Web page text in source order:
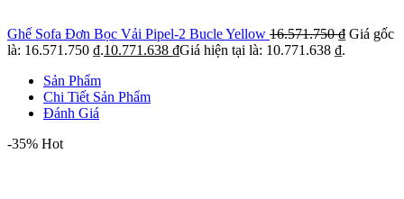
Ghế Sofa Đơn Bọc Vải Pipel-2 Bucle Yellow 16.571.750₫ Giá gốc
là: 16.571.750 ₫.10.771.638 ₫Giá hiện tại là: 10.771.638 ₫.
Sản Phẩm
Chi Tiết Sản Phẩm
Đánh Giá
-35% Hot